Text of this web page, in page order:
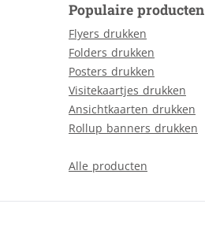
Populaire producten
Flyers drukken
Folders drukken
Posters drukken
Visitekaartjes drukken
Ansichtkaarten drukken
Rollup banners drukken
Alle producten